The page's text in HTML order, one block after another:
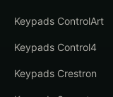
Keypads ControlArt
Keypads Control4
Keypads Crestron